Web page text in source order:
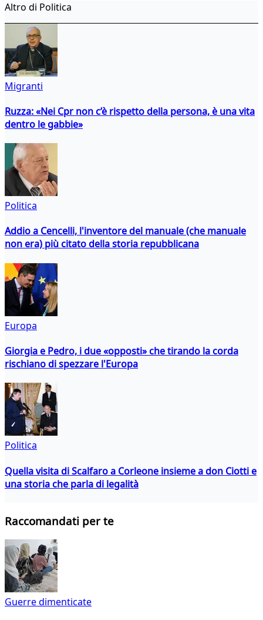
Altro di Politica
Migranti
Ruzza: «Nei Cpr non c’è rispetto della persona, è una vita
dentro le gabbie»
Politica
Addio a Cencelli, l'inventore del manuale (che manuale
non era) più citato della storia repubblicana
Europa
Giorgia e Pedro, i due «opposti» che tirando la corda
rischiano di spezzare l'Europa
Politica
Quella visita di Scalfaro a Corleone insieme a don Ciotti e
una storia che parla di legalità
Raccomandati per te
Guerre dimenticate